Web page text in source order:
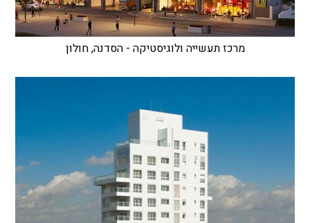
מרכז תעשייה ולוגיסטיקה - הסדנה, חולון